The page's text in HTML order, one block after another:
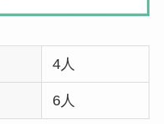
4人
6人